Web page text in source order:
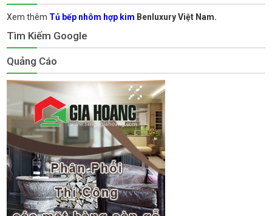
Xem thêm Tủ bếp nhôm hợp kim Benluxury Việt Nam.
Tìm Kiếm Google
Quảng Cáo